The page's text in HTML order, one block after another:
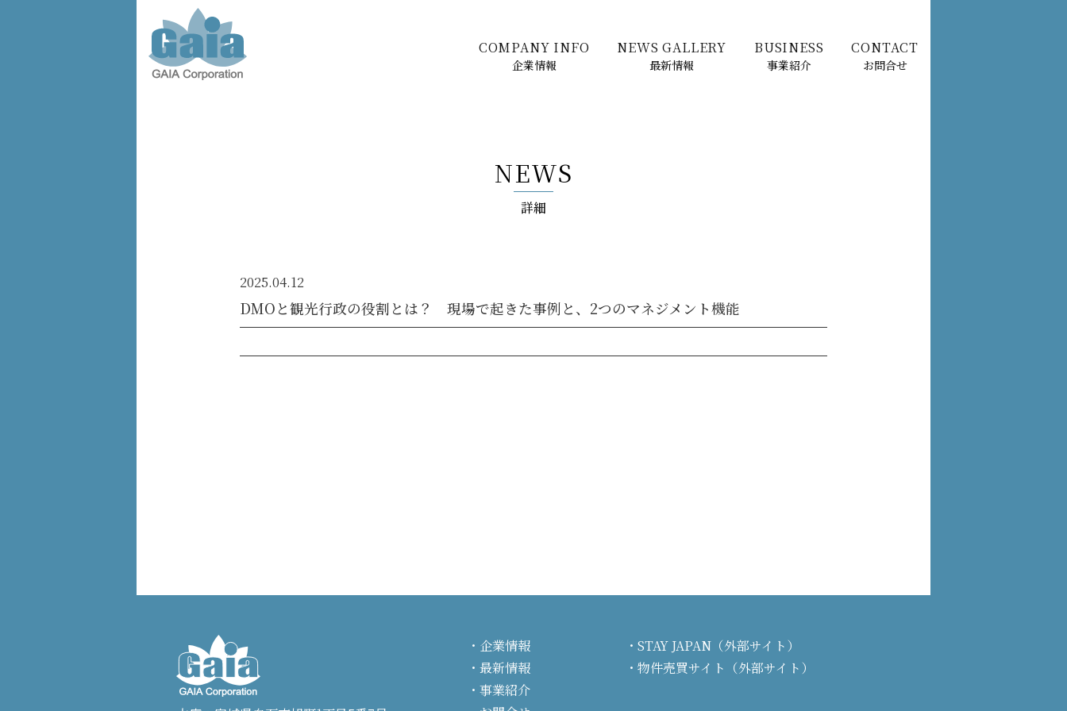
COMPANY INFO
企業情報
NEWS GALLERY
最新情報
BUSINESS
事業紹介
CONTACT
お問合せ
NEWS
詳細
2025.04.12
DMOと観光行政の役割とは？ 現場で起きた事例と、2つのマネジメント機能
企業情報
最新情報
事業紹介
STAY JAPAN（外部サイト）
物件売買サイト（外部サイト）